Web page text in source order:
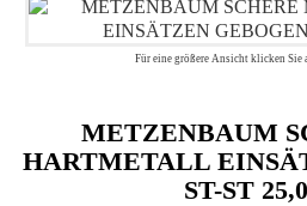
Für eine größere Ansicht klicken Sie
METZENBAUM
HARTMETALL
ST-ST